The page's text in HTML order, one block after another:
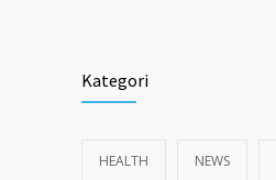
Kategori
HEALTH NEWS